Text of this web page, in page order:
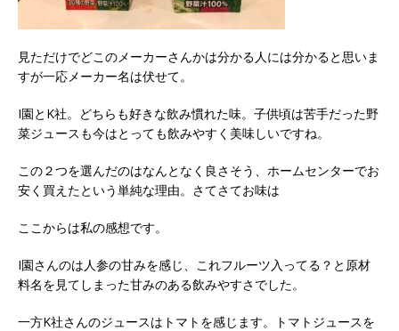
見ただけでどこのメーカーさんかは分かる人には分かると思いま
すが一応メーカー名は伏せて。
I園とK社。どちらも好きな飲み慣れた味。子供頃は苦手だった野
菜ジュースも今はとっても飲みやすく美味しいですね。
この２つを選んだのはなんとなく良さそう、ホームセンターでお
安く買えたという単純な理由。さてさてお味は
ここからは私の感想です。
I園さんのは人参の甘みを感じ、これフルーツ入ってる？と原材
料名を見てしまった甘みのある飲みやすさでした。
一方K社さんのジュースはトマトを感じます。トマトジュースを